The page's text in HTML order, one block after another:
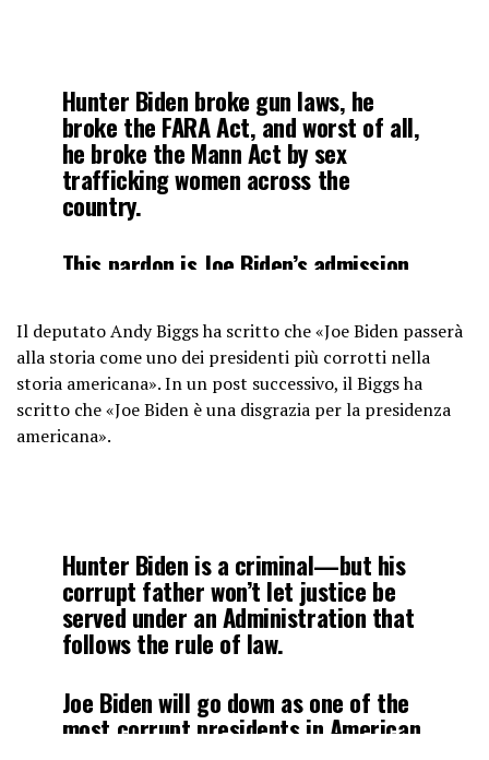
Hunter Biden broke gun laws, he
broke the FARA Act, and worst of all,
he broke the Mann Act by sex
trafficking women across the
country.
This pardon is Joe Biden’s admission
Biden tried to throw President
Trump’s sons in jail, but he lets his
son off…pic.twitter.com/QoV3lqfMFe
Il deputato Andy Biggs ha scritto che «Joe Biden passerà
alla storia come uno dei presidenti più corrotti nella
storia americana». In un post successivo, il Biggs ha
scritto che «Joe Biden è una disgrazia per la presidenza
americana».
Hunter Biden is a criminal—but his
corrupt father won’t let justice be
served under an Administration that
follows the rule of law.
Joe Biden will go down as one of the
most corrupt presidents in American